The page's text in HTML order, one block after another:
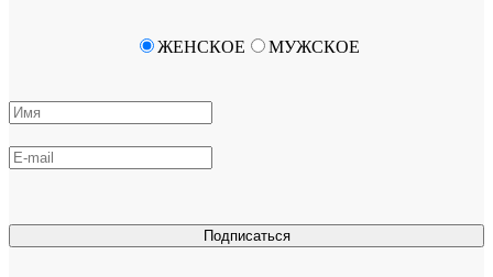
Подписаться
ЖЕНСКОЕ МУЖСКОЕ